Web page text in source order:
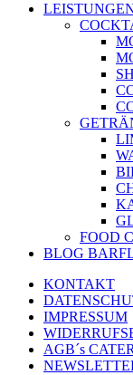
FOOD
BLOG
KONTAKT
IMPRESSUM
AGB´s